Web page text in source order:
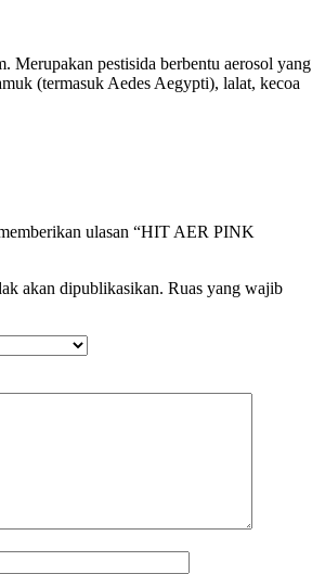
Merupakan pestisida berbentu aerosol yang
(termasuk Aedes Aegypti), lalat, kecoa
ulasan “HIT AER PINK
akan dipublikasikan. Ruas yang wajib